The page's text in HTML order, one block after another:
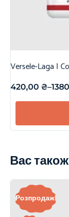
Versele-Laga |
420,00 ₴–
Вас
Розпродаж!